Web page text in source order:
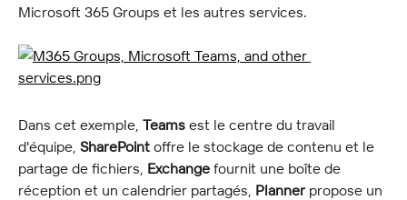
Microsoft 365 Groups et les autres services.
Dans cet exemple, Teams est le centre du travail
d'équipe, SharePoint offre le stockage de contenu et le
partage de fichiers, Exchange fournit une boîte de
réception et un calendrier partagés, Planner propose un